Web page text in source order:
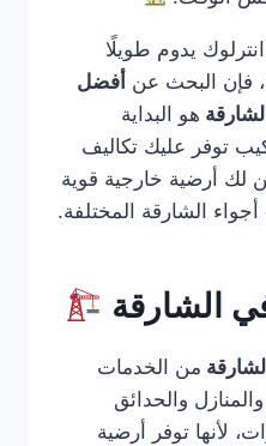
يدوم طويلًا
فإن البحث عن أفضل
هو البداية
توفر عليك تكاليف
لك أرضية خارجية قوية
الشارقة المختلفة.
الشارقة
من الخدمات
والحدائق
لأنها توفر أرضية